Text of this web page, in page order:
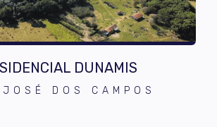
DUNAMIS
DOS CAMPOS